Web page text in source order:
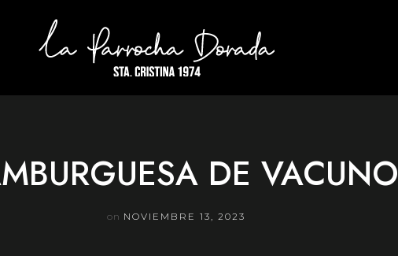
DE VACUNO
on NOVIEMBRE 13, 2023